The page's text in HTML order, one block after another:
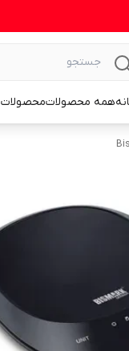
همه محصولاتمحصولات ProfiCook